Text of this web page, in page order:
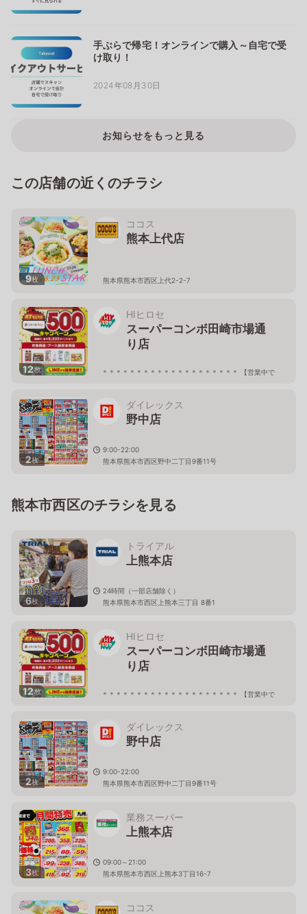
手ぶらで帰宅！オンラインで購入～自宅で受
け取り！
2024年08月30日
お知らせをもっと見る
この店舗の近くのチラシ
9枚
ココス
熊本上代店
熊本県熊本市西区上代2-2-7
12枚
HIヒロセ
スーパーコンボ田崎市場通
り店
＊＊＊＊＊＊＊＊＊＊＊＊＊＊＊＊＊＊＊＊ 【営業中で
間、当店へご来店の際には どうぞお気をつけてお越しく
ださいませ。 ＊＊＊＊＊＊＊＊＊＊＊＊＊＊＊＊＊＊＊
＊ 09:00〜21:00
2枚
ダイレックス
野中店
9:00-22:00
熊本県熊本市西区野中二丁目9番11号
熊本市西区のチラシを見る
6枚
トライアル
上熊本店
24時間（一部店舗除く）
熊本県熊本市西区上熊本三丁目 8番1
12枚
HIヒロセ
スーパーコンボ田崎市場通
り店
＊＊＊＊＊＊＊＊＊＊＊＊＊＊＊＊＊＊＊＊ 【営業中で
間、当店へご来店の際には どうぞお気をつけてお越しく
ださいませ。 ＊＊＊＊＊＊＊＊＊＊＊＊＊＊＊＊＊＊＊
＊ 09:00〜21:00
2枚
ダイレックス
野中店
9:00-22:00
熊本県熊本市西区野中二丁目9番11号
3枚
業務スーパー
上熊本店
09:00～21:00
熊本県熊本市西区上熊本3丁目16-7
ココス